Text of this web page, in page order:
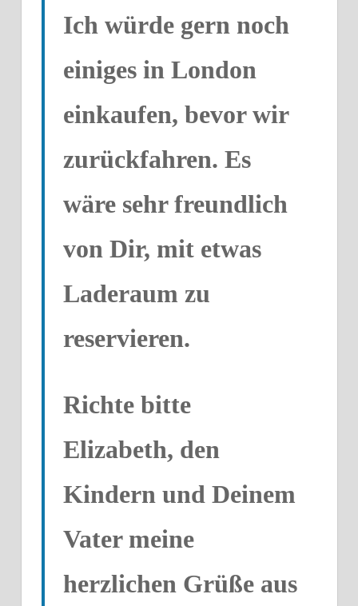
Ich würde gern noch
einiges in London
einkaufen, bevor wir
zurückfahren. Es
wäre sehr freundlich
von Dir, mit etwas
Laderaum zu
reservieren.
Richte bitte
Elizabeth, den
Kindern und Deinem
Vater meine
herzlichen Grüße aus